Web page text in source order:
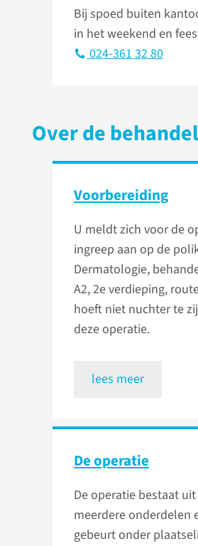
Bij spoed buiten
in het weekend en
024-361 32 80
Over de
Voorbereiding
U meldt zich voor de
ingreep aan op de
Dermatologie,
A2, 2e verdieping,
hoeft niet nuchter te
deze operatie.
lees meer
De operatie
De operatie bestaat uit
meerdere onderdelen
gebeurt onder